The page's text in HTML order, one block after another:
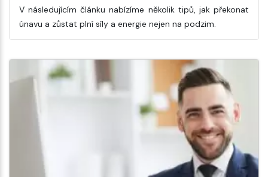
V následujícím článku nabízíme několik tipů, jak překonat
únavu a zůstat plní síly a energie nejen na podzim.